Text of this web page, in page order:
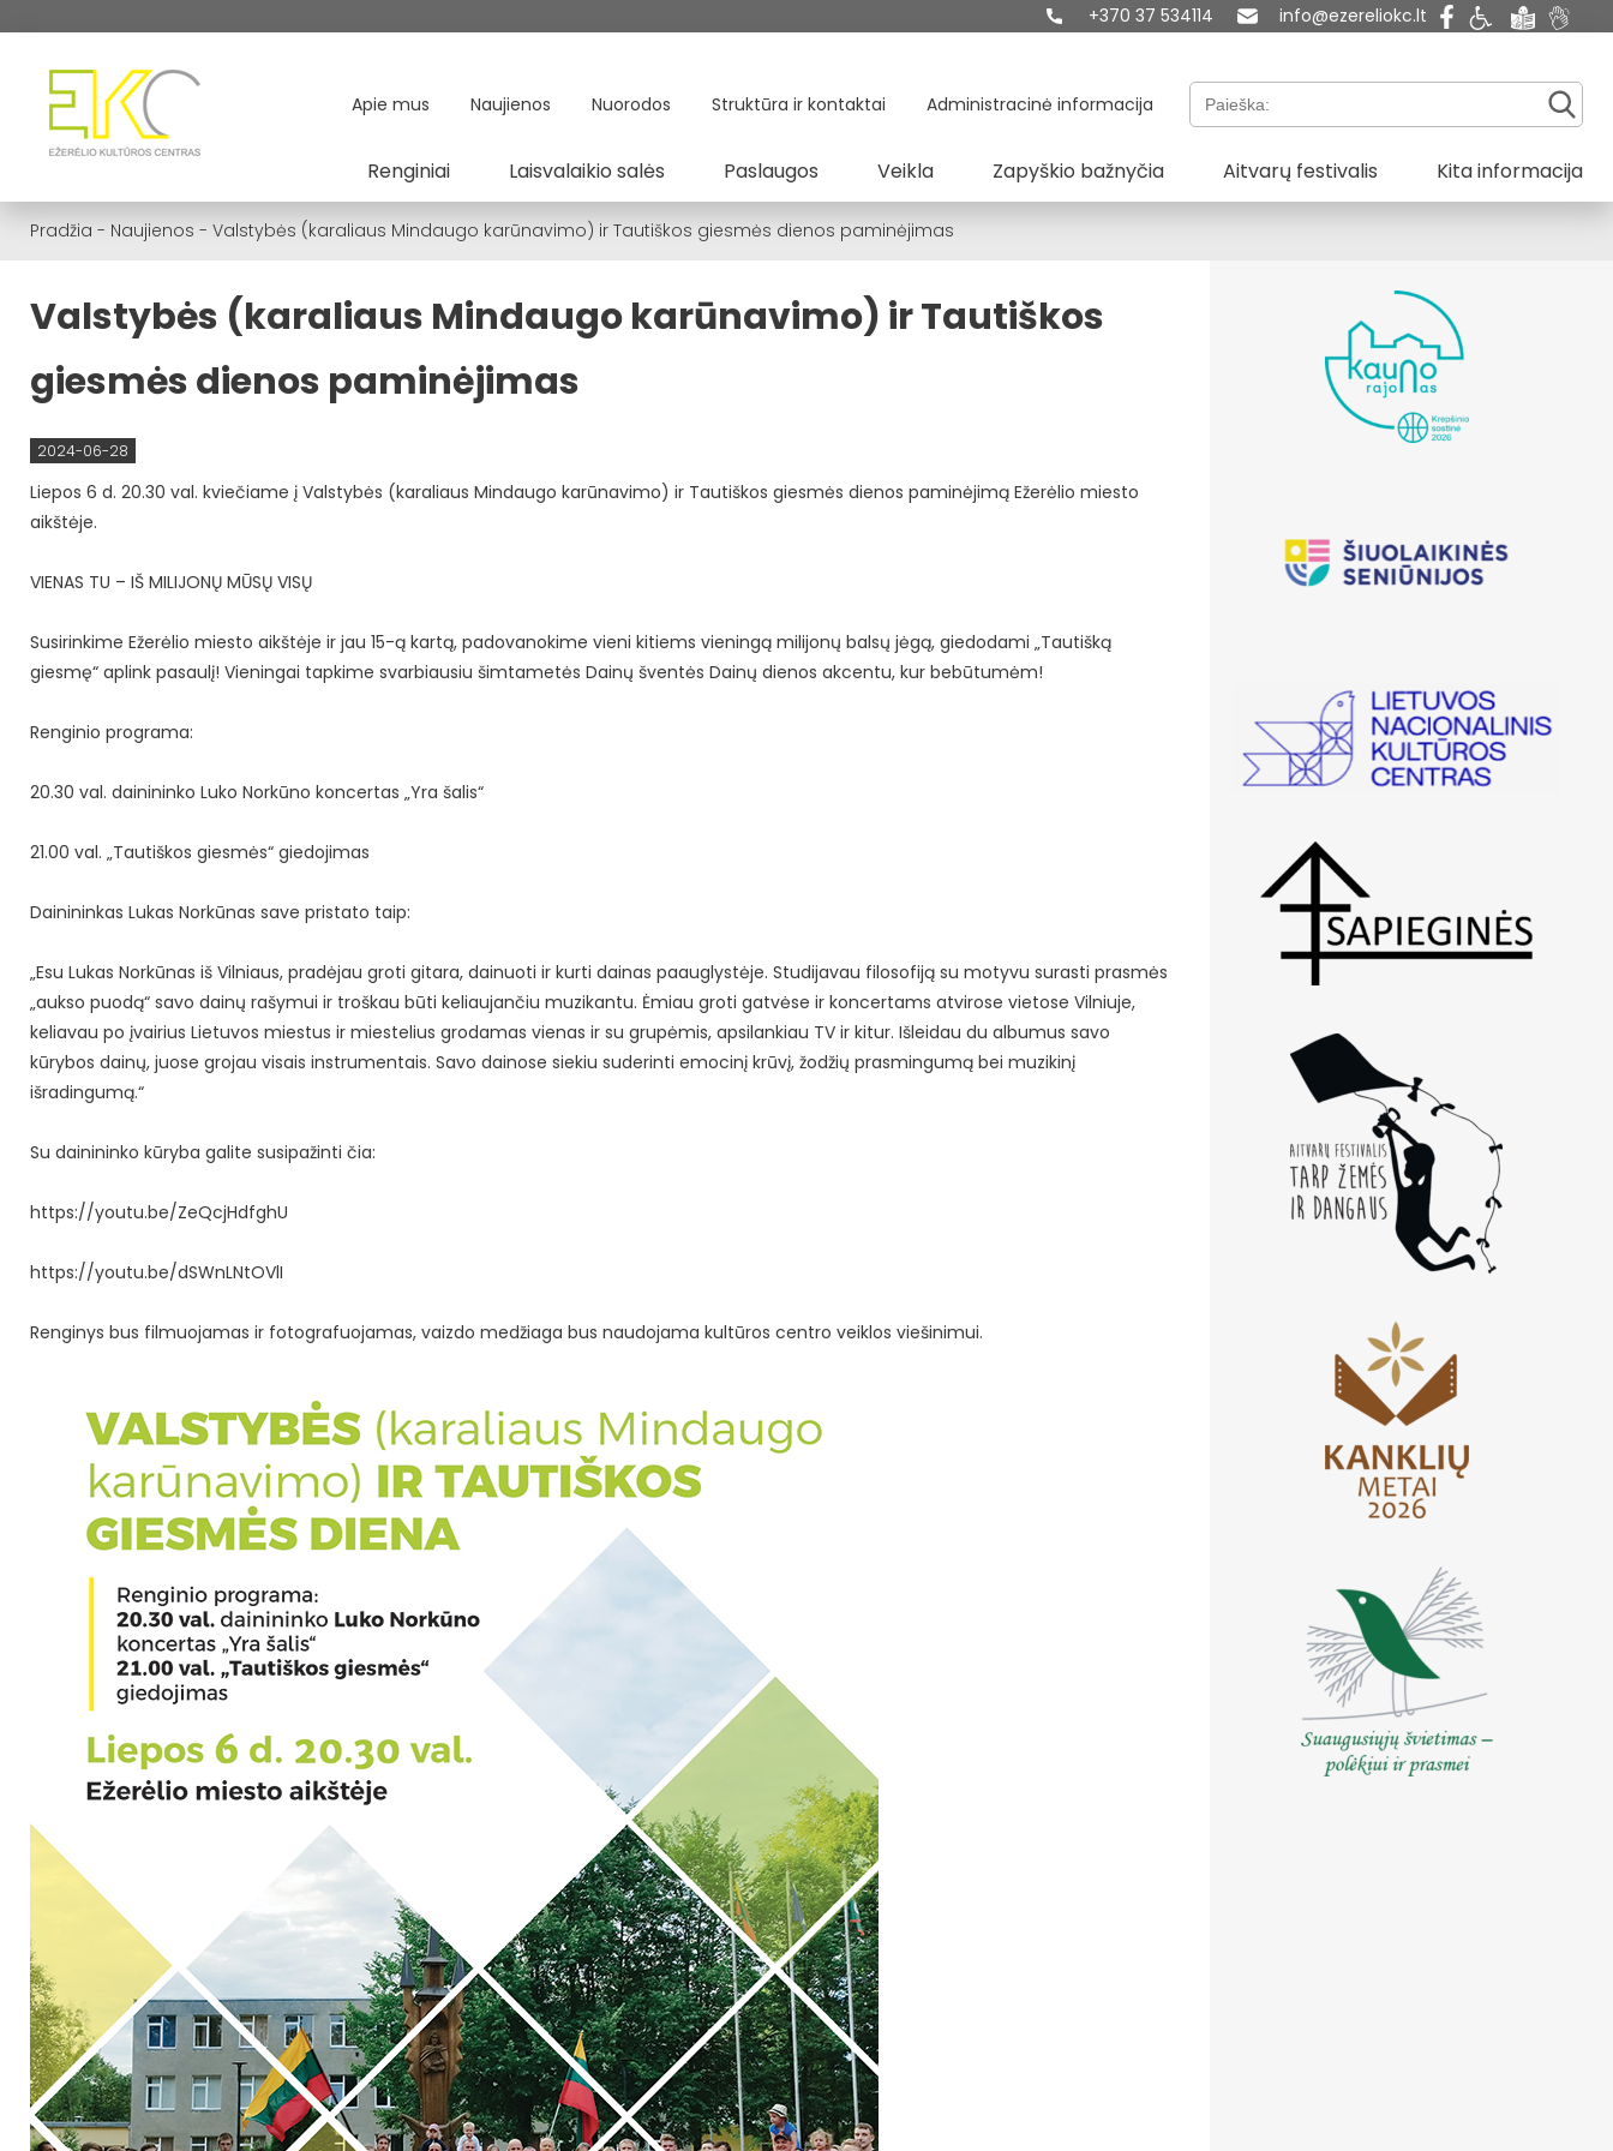
+370 37 534114 info@ezereliokc.lt
Apie mus Naujienos Nuorodos Struktūra ir kontaktai Administracinė informacija Paieška:
Renginiai Laisvalaikio salės Paslaugos Veikla Zapyškio bažnyčia Aitvarų festivalis Kita informacija
Pradžia - Naujienos - Valstybės (karaliaus Mindaugo karūnavimo) ir Tautiškos giesmės dienos paminėjimas
Valstybės (karaliaus Mindaugo karūnavimo) ir Tautiškos
giesmės dienos paminėjimas
2024-06-28
Liepos 6 d. 20.30 val. kviečiame į Valstybės (karaliaus Mindaugo karūnavimo) ir Tautiškos giesmės dienos paminėjimą Ežerėlio miesto
aikštėje.
VIENAS TU – IŠ MILIJONŲ MŪSŲ VISŲ
Susirinkime Ežerėlio miesto aikštėje ir jau 15-ą kartą, padovanokime vieni kitiems vieningą milijonų balsų jėgą, giedodami „Tautišką
giesmę“ aplink pasaulį! Vieningai tapkime svarbiausiu šimtametės Dainų šventės Dainų dienos akcentu, kur bebūtumėm!
Renginio programa:
20.30 val. dainininko Luko Norkūno koncertas „Yra šalis“
21.00 val. „Tautiškos giesmės“ giedojimas
Dainininkas Lukas Norkūnas save pristato taip:
„Esu Lukas Norkūnas iš Vilniaus, pradėjau groti gitara, dainuoti ir kurti dainas paauglystėje. Studijavau filosofiją su motyvu surasti prasmės
„aukso puodą“ savo dainų rašymui ir troškau būti keliaujančiu muzikantu. Ėmiau groti gatvėse ir koncertams atvirose vietose Vilniuje,
keliavau po įvairius Lietuvos miestus ir miestelius grodamas vienas ir su grupėmis, apsilankiau TV ir kitur. Išleidau du albumus savo
kūrybos dainų, juose grojau visais instrumentais. Savo dainose siekiu suderinti emocinį krūvį, žodžių prasmingumą bei muzikinį
išradingumą.“
Su dainininko kūryba galite susipažinti čia:
https://youtu.be/ZeQcjHdfghU
https://youtu.be/dSWnLNtOVlI
Renginys bus filmuojamas ir fotografuojamas, vaizdo medžiaga bus naudojama kultūros centro veiklos viešinimui.